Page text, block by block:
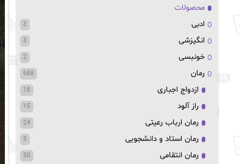
محصولات
ادبی
3
انگیزشی 3
خونبسی 2
رمان 688
ازدواج اجباری 18
راز آلود 15
رمان ارباب رعیتی 24
رمان استاد و دانشجویی 3
رمان انتقامی 50